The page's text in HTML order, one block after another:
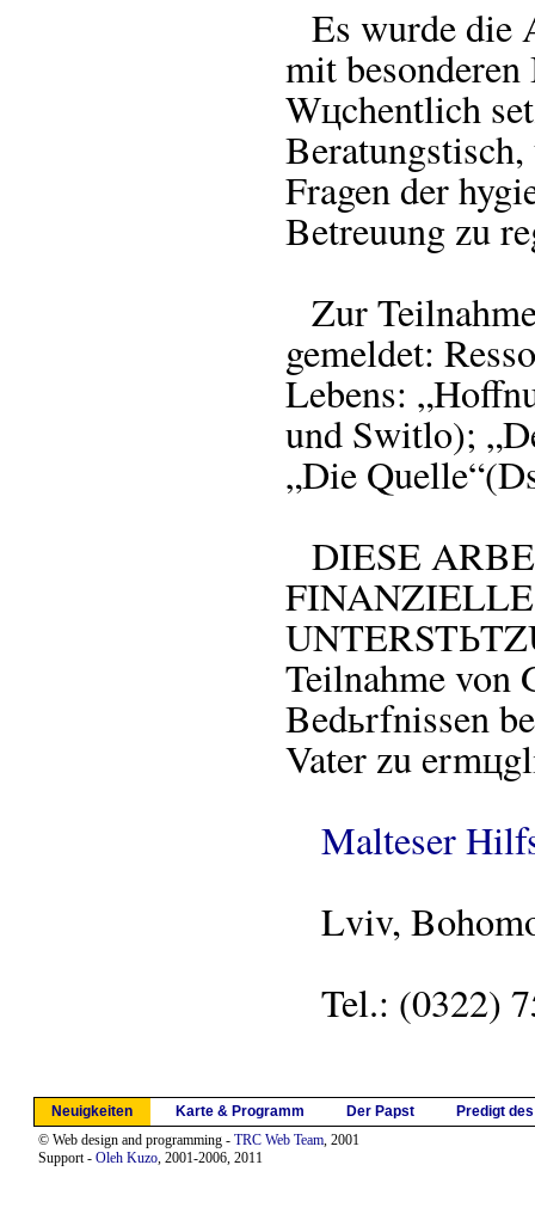
Es wurde die
mit
Wцchentlich
Fragen der
Betreuung zu
Zur
gemeldet:
Lebens:
und Switlo);
„Die
DIESE
Teilnahme von
Bedьrfnissen
Vater zu
Malteser
Lviv,
Tel.: (0322)
Neuigkeiten Karte & Programm Der Papst
Predigt
© Web design and programming - TRC Web Team, 2001
Support - Oleh Kuzo, 2001-2006, 2011